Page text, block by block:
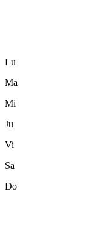
Lu
Ma
Mi
Ju
Vi
Sa
Do